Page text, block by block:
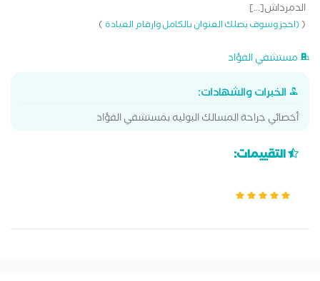
الدمرداش[...]
((احجز وسوف يصلك العنوان بالكامل وارقام العيادة)
مستشفي الفؤاد
الخبرات والشهادات:
أخصائي جراحة المسالك البوليه بمستشفي الفؤاد
التقييمات: